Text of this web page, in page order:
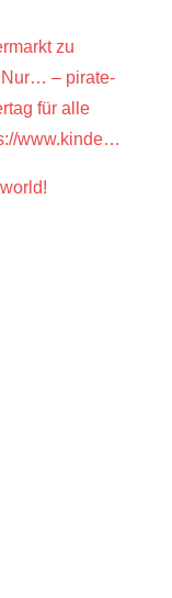
zu
Nur… – pirate-
für alle
www.kinde…